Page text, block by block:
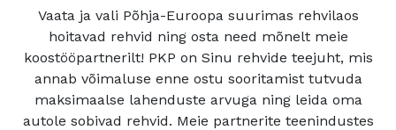
Vaata ja vali Põhja-Euroopa suurimas rehvilaos
hoitavad rehvid ning osta need mõnelt meie
koostööpartnerilt! PKP on Sinu rehvide teejuht, mis
annab võimaluse enne ostu sooritamist tutvuda
maksimaalse lahenduste arvuga ning leida oma
autole sobivad rehvid. Meie partnerite teenindustes